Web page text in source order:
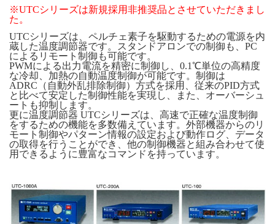
※UTCシリーズは新規採用非推奨品とさせていただきまし
た。
UTCシリーズは、ペルチェ素子を駆動するための電源を内
蔵した温度調節器です。スタンドアロンでの制御も、PC
によるリモート制御も可能です。
PWMによる出力電流を精密に制御し、0.1℃単位の高精度
な冷却、加熱の自動温度制御が可能です。制御は
ADRC（自動外乱排除制御）方式を採用、従来のPID方式
と比べて安定した制御性能を実現し、また、オーバーシュ
ートも抑制します。
更に温度調節器 UTCシリーズは、高速で正確な温度制御
をするための機能を多数備えています。外部機器からのリ
モート制御やパターン情報の設定および動作ログ、データ
の取得を行うことができ、他の制御機器と組み合わせて使
用できるように豊富なコマンドを持っています。